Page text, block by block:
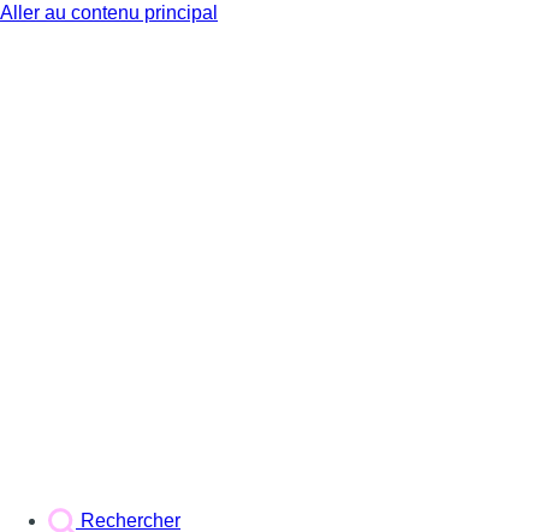
Aller au contenu principal
Rechercher